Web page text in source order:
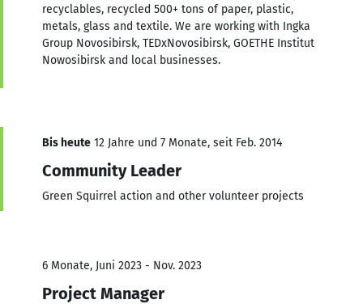
recyclables, recycled 500+ tons of paper, plastic,
metals, glass and textile. We are working with Ingka
Group Novosibirsk, TEDxNovosibirsk, GOETHE Institut
Nowosibirsk and local businesses.
Bis heute 12 Jahre und 7 Monate, seit Feb. 2014
Community Leader
Green Squirrel action and other volunteer projects
6 Monate, Juni 2023 - Nov. 2023
Project Manager